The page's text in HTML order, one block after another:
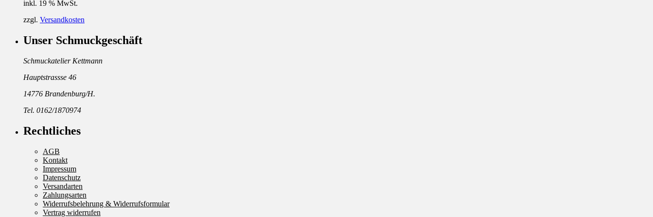
inkl. 19 % MwSt.
zzgl. Versandkosten
Unser Schmuckgeschäft
Schmuckatelier Kettmann
Hauptstrassse 46
14776 Brandenburg/H.
Tel. 0162/1870974
Rechtliches
AGB
Kontakt
Impressum
Datenschutz
Versandarten
Zahlungsarten
Widerrufsbelehrung & Widerrufsformular
Vertrag widerrufen